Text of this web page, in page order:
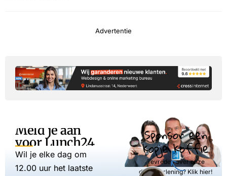
Advertentie
Meld je aan
voor Lunch24
Wil je elke dag om
12.00 uur het laatste
Sponsor een
kopje koffie
Tevreden over onze
dienstverlening? Klik hier!